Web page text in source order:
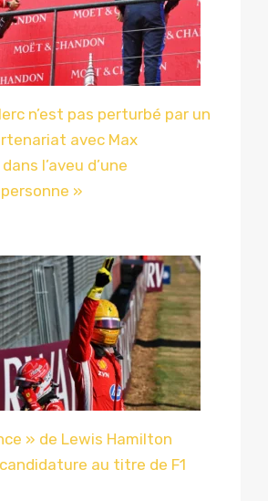
n’est pas perturbé par un
avec Max
l’aveu d’une
»
» de Lewis Hamilton
au titre de F1